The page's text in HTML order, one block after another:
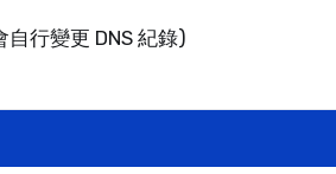
行變更 DNS 紀錄)